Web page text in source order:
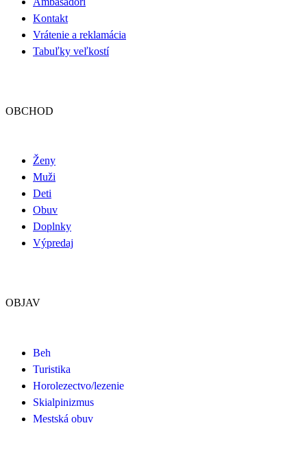
Kontakt
Vrátenie a reklamácia
Tabuľky veľkostí
OBCHOD
Ženy
Muži
Deti
Obuv
Doplnky
Výpredaj
OBJAV
Beh
Turistika
Horolezectvo/lezenie
Skialpinizmus
Mestská obuv